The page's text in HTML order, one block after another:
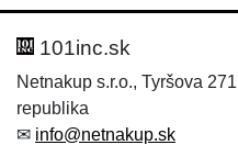
Hodnotenie:
Meno:*
Meno:
E-mail:*
101inc.sk
Netnakup s.r.o., Tyršova
republika
✉ info@netnakup.sk